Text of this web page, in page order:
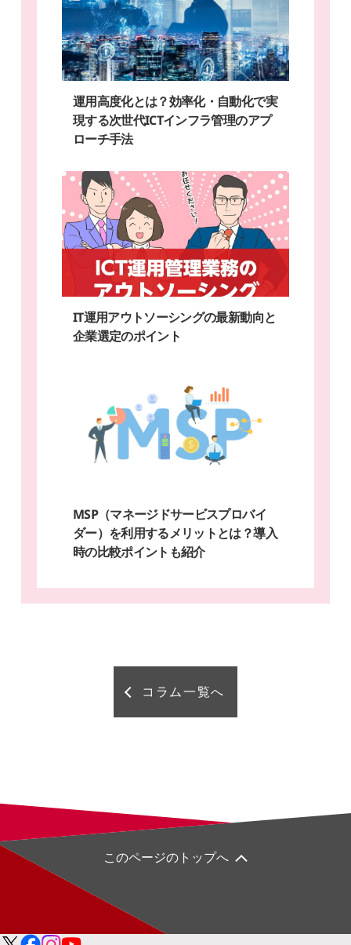
運用高度化とは？効率化・自動化で実
現する次世代ICTインフラ管理のアプ
ローチ手法
IT運用アウトソーシングの最新動向と
企業選定のポイント
MSP（マネージドサービスプロバイ
ダー）を利用するメリットとは？導入
時の比較ポイントも紹介
コラム一覧へ
このページのトップへ